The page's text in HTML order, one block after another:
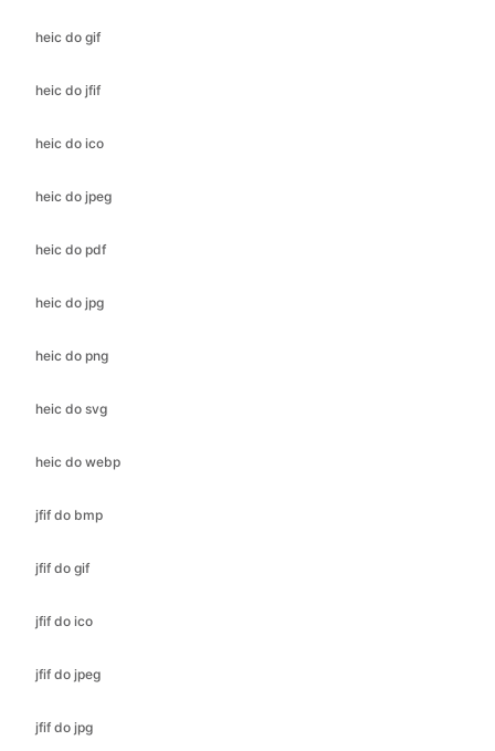
heic do ico
heic do jpeg
heic do pdf
heic do jpg
heic do png
heic do svg
heic do webp
jfif do bmp
jfif do gif
jfif do ico
jfif do jpeg
jfif do jpg
jfif do png
jfif do webp